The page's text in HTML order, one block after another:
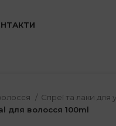
Спреї та лаки для
для волосся 100ml